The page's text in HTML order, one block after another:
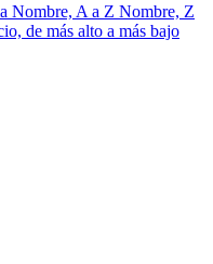
Nombre, A a Z Nombre, Z
de más alto a más bajo